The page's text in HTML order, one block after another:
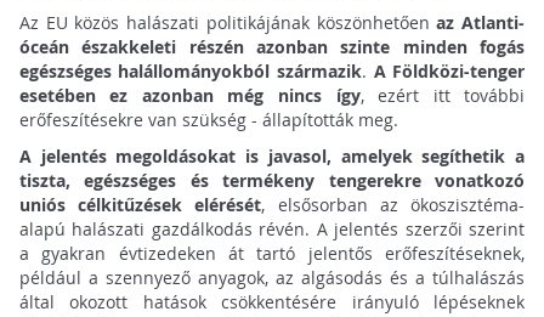
Az EU közös halászati politikájának köszönhetőenaz Atlanti-
óceán északkeleti részén azonban szinte minden fogás
egészséges halállományokból származik. A Földközi-tenger
esetében ez azonban még nincs így, ezért itt további
erőfeszítésekre van szükség - állapították meg.
A jelentés megoldásokat is javasol, amelyek segíthetik a
tiszta, egészséges és termékeny tengerekre vonatkozó
uniós célkitűzések elérését, elsősorban az ökoszisztéma-
alapú halászati gazdálkodás révén. A jelentés szerzői szerint
a gyakran évtizedeken át tartó jelentős erőfeszítéseknek,
például a szennyező anyagok, az algásodás és a túlhalászás
által okozott hatások csökkentésére irányuló lépéseknek